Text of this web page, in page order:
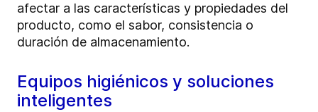
afectar a las características y propiedades del
producto, como el sabor, consistencia o
duración de almacenamiento.
Equipos higiénicos y soluciones
inteligentes